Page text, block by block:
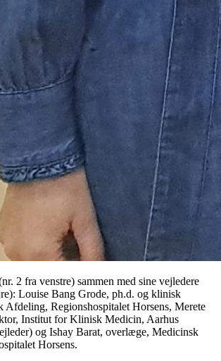
2 fra venstre) sammen med sine vejledere
Louise Bang Grode, ph.d. og klinisk
Afdeling, Regionshospitalet Horsens, Merete
Institut for Klinisk Medicin, Aarhus
og Ishay Barat, overlæge, Medicinsk
Horsens.